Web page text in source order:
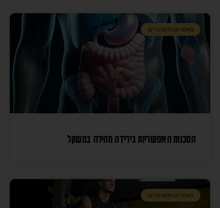
מאמרים מקצועיים
הסכנות האפשריות בירידה מהירה במשקל
מאמרים מקצועיים